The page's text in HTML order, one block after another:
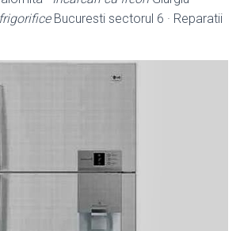
Bucuresti sectorul 6 · Reparatii